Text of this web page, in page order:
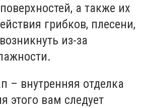
а также их
грибков, плесени,
из-за
– внутренняя отделка
этого вам следует